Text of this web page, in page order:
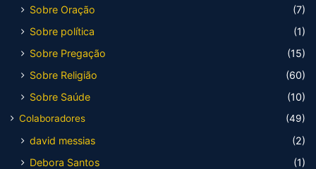
Sobre Oração
(7)
Sobre política
(1)
Sobre Pregação
(15)
Sobre Religião
(60)
Sobre Saúde
(10)
Colaboradores (49)
david messias
(2)
Debora Santos
(1)